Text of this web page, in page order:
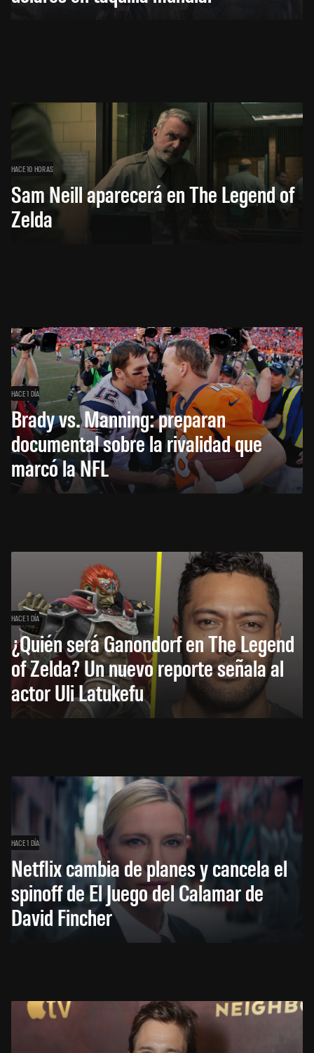
HACE 10 HORAS
Sam Neill aparecerá en The Legend of
Zelda
HACE 1 DÍA
Brady vs. Manning: preparan
documental sobre la rivalidad que
marcó la NFL
HACE 1 DÍA
¿Quién será Ganondorf en The Legend
of Zelda? Un nuevo reporte señala al
actor Uli Latukefu
HACE 1 DÍA
Netflix cambia de planes y cancela el
spinoff de El Juego del Calamar de
David Fincher